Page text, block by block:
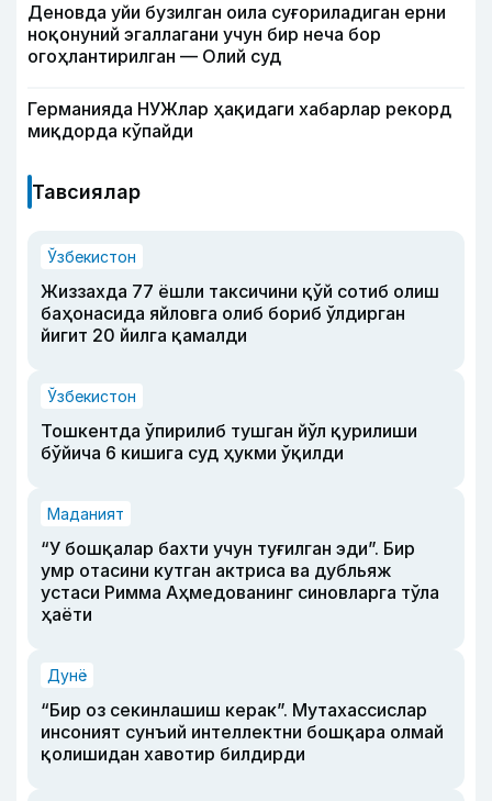
Деновда уйи бузилган оила суғориладиган ерни
ноқонуний эгаллагани учун бир неча бор
огоҳлантирилган — Олий суд
Германияда НУЖлар ҳақидаги хабарлар рекорд
миқдорда кўпайди
Тавсиялар
Ўзбекистон
Жиззахда 77 ёшли таксичини қўй сотиб олиш
баҳонасида яйловга олиб бориб ўлдирган
йигит 20 йилга қамалди
Ўзбекистон
Тошкентда ўпирилиб тушган йўл қурилиши
бўйича 6 кишига суд ҳукми ўқилди
Маданият
“У бошқалар бахти учун туғилган эди”. Бир
умр отасини кутган актриса ва дубльяж
устаси Римма Аҳмедованинг синовларга тўла
ҳаёти
Дунё
“Бир оз секинлашиш керак”. Мутахассислар
инсоният сунъий интеллектни бошқара олмай
қолишидан хавотир билдирди